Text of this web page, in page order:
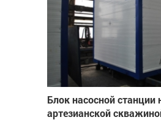
Блок насосной станции
артезианской